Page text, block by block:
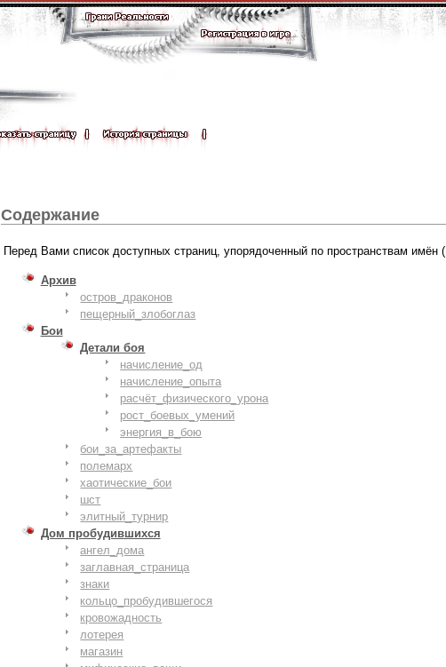
Содержание
Перед Вами список доступных страниц, упорядоченный по пространствам имён (
Архив
остров_драконов
пещерный_злобоглаз
Бои
Детали боя
начисление_од
начисление_опыта
расчёт_физического_урона
рост_боевых_умений
энергия_в_бою
бои_за_артефакты
полемарх
хаотические_бои
шст
элитный_турнир
Дом пробудившихся
ангел_дома
заглавная_страница
знаки
кольцо_пробудившегося
кровожадность
лотерея
магазин